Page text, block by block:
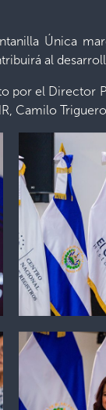
Única
al
por el Director
Camilo